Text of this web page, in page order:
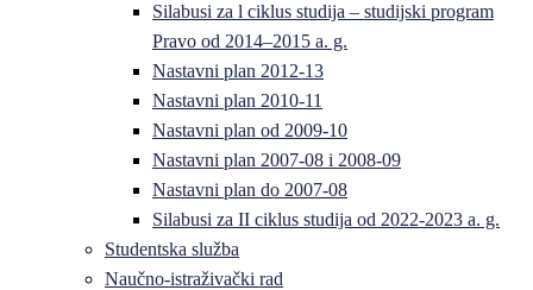
Silabusi za l ciklus studija – studijski program
Pravo od 2014–2015 a. g.
Nastavni plan 2012-13
Nastavni plan 2010-11
Nastavni plan od 2009-10
Nastavni plan 2007-08 i 2008-09
Nastavni plan do 2007-08
Silabusi za II ciklus studija od 2022-2023 a. g.
Studentska služba
Naučno-istraživački rad